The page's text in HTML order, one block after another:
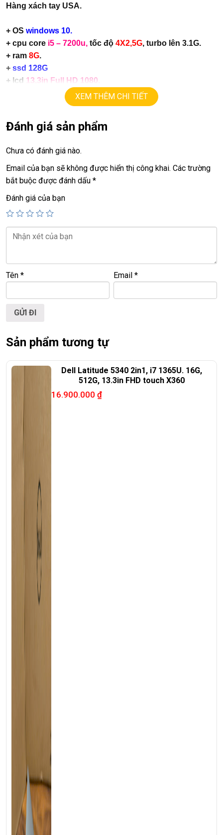
Hàng xách tay USA.
+ OS windows 10.
+ cpu core i5 – 7200u, tốc độ 4X2,5G, turbo lên 3.1G.
+ ram 8G.
+ ssd 128G
+ lcd 13,3in Full HD 1080.
+ vga intel HD620, upto 4G.
usb type C, webcam…
+Phím chiclet, có đèn phím.
Giá : 14.9tr.
LAPTOP TRIỀU PHÁT – UY TÍN – CHẤT LƯỢNG – GIÁ
Website:LAPTOP TRIỀU PHÁTClick:laptop cu gia re
ĐT: 0939.008.008
ĐC: 60/26 Đồng Đen, p.14, Tân Bình
Web:https://laptoptrieuphat.com
<<< Tất cả sản phẩm Laptop Triều Phát đều được bao ra
hãng check! >>>
XEM THÊM CHI TIẾT
Đánh giá sản phẩm
Chưa có đánh giá nào.
Email của bạn sẽ không được hiển thị công khai. Các trường
bắt buộc được đánh dấu *
Đánh giá của bạn
Tên * Email*
Sản phẩm tương tự
Dell Latitude 5340 2in1, i7 1365U. 16G,
512G, 13.3in FHD touch X360
16.900.000 ₫